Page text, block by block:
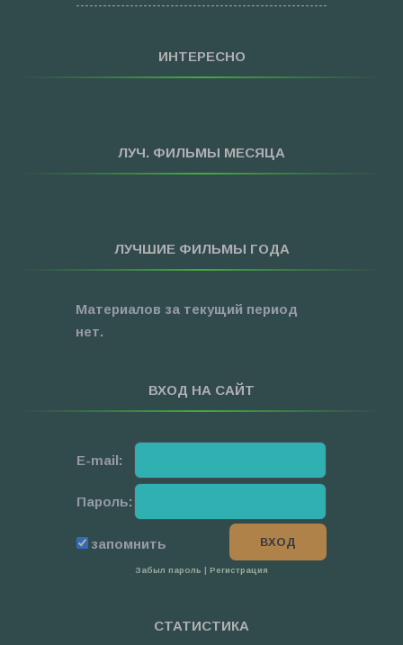
Мультфильмы
»Приключения
»Фантастика
Про Новый Год
»Фильмы для ...
ИНТЕРЕСНО
ЛУЧ. ФИЛЬМЫ МЕСЯЦА
ЛУЧШИЕ ФИЛЬМЫ ГОДА
Материалов за текущий период
нет.
ВХОД НА САЙТ
E-mail:
Пароль:
запомнить
Забыл пароль Регистрация
СТАТИСТИКА